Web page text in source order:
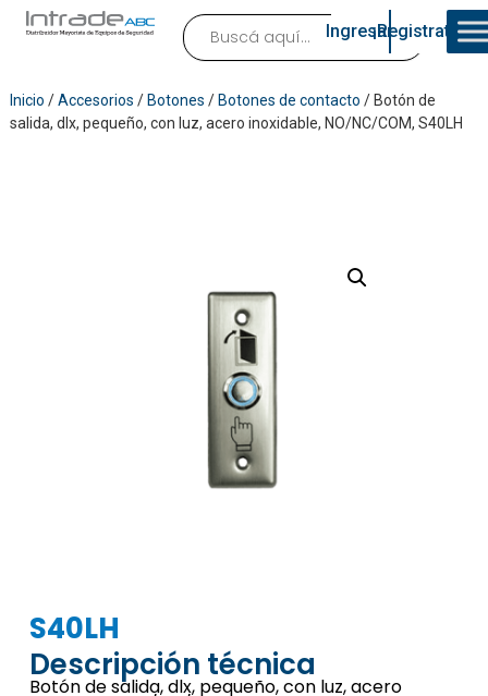
Ingresar¡Registrate!
Inicio /Accesorios / Botones / Botones de contacto / Botón de
salida, dlx, pequeño, con luz, acero inoxidable, NO/NC/COM, S40LH
S40LH
Descripción técnica
Botón de salida, dlx, pequeño, con luz, acero